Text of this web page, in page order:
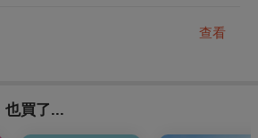
查看
也買了...